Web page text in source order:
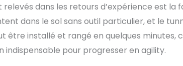
relevés dans les retours d’expérience est la
dans le sol sans outil particulier, et le
être installé et rangé en quelques minutes,
indispensable pour progresser en agility.